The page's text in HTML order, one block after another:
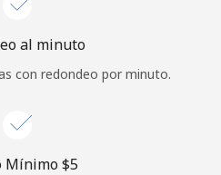
al minuto
con redondeo por minuto.
Mínimo ⁦$5⁩